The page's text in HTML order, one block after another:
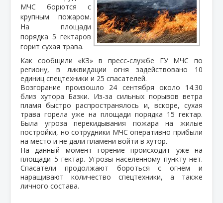
МЧС борются с
крупным пожаром.
На площади
порядка 5 гектаров
горит сухая трава.
Как сообщили «КЗ» в пресс-службе ГУ МЧС по
региону, в ликвидации огня задействовано 10
единиц спецтехники и 25 спасателей.
Возгорание произошло 24 сентября около 14.30
близ хутора Базки. Из-за сильных порывов ветра
пламя быстро распространялось и, вскоре, сухая
трава горела уже на площади порядка 15 гектар.
Была угроза перекидывания пожара на жилые
постройки, но сотрудники МЧС оперативно прибыли
на место и не дали пламени войти в хутор.
На данный момент горение происходит уже на
площади 5 гектар. Угрозы населенному пункту нет.
Спасатели продолжают бороться с огнем и
наращивают количество спецтехники, а также
личного состава.